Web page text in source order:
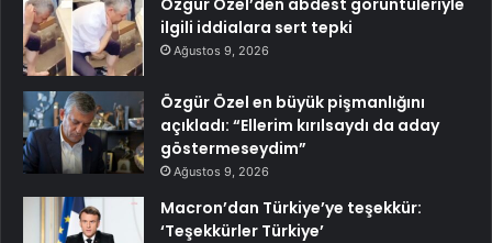
ilgili iddialara sert tepki
Ağustos 9, 2026
Özgür Özel en büyük pişmanlığını
açıkladı: “Ellerim kırılsaydı da aday
göstermeseydim”
Ağustos 9, 2026
Macron’dan Türkiye’ye teşekkür:
‘Teşekkürler Türkiye’